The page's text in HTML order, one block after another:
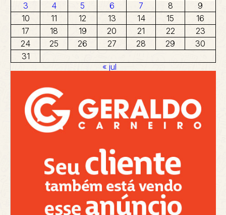
3
4 5 6 7 8
9
10
11 12 13 14 15
16
17
18 19 20 21 22
23
24
25 26 27 28 29
30
31
« jul